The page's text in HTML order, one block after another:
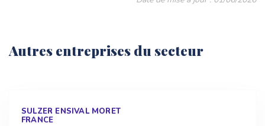
Autres entreprises du secteur
SULZER ENSIVAL MORET
FRANCE